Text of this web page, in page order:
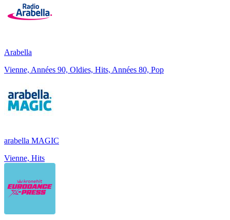
Arabella
Vienne, Années 90, Oldies, Hits, Années 80, Pop
arabella MAGIC
Vienne, Hits